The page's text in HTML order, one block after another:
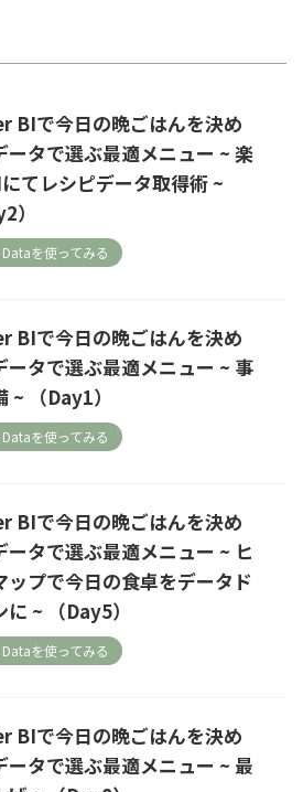
BIで今日の晩ごはんを決め
ータで選ぶ最適メニュー ~ 楽
てレシピデータ取得術 ~
）
を使ってみる
BIで今日の晩ごはんを決め
ータで選ぶ最適メニュー ~ 事
~ （Day1）
を使ってみる
BIで今日の晩ごはんを決め
ータで選ぶ最適メニュー ~ ヒ
ップで今日の食卓をデータド
に ~ （Day5）
を使ってみる
BIで今日の晩ごはんを決め
ータで選ぶ最適メニュー ~ 最